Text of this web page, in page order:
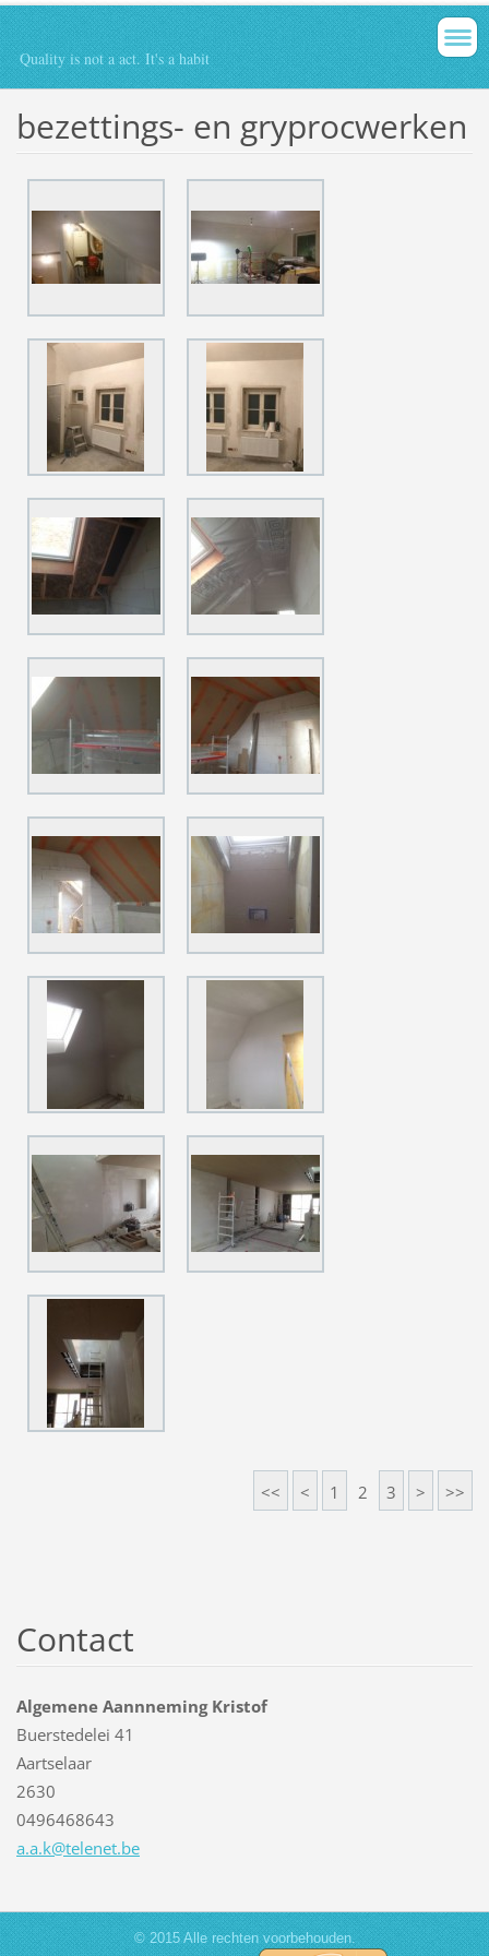
Quality is not a act. It's a habit
bezettings- en gryprocwerken
<< < 1 2 3 > >>
Contact
Algemene Aannneming Kristof
Buerstedelei 41
Aartselaar
2630
0496468643
a.a.k@telenet.be
© 2015 Alle rechten voorbehouden.